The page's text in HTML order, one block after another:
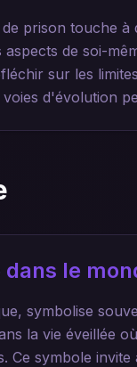
prison touche
de soi-
sur les
d'évolution
le
symbolise
la vie éveillée
Ce symbole